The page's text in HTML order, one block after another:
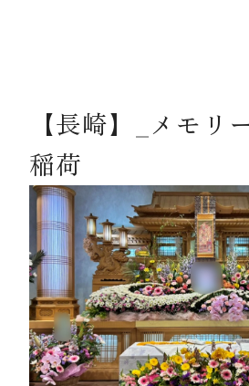
メモリードのお葬
葬儀の流れ
事例
施設案内
【長崎】_メモリ
稲荷